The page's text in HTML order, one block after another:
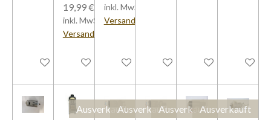
Bei Verfügbarkeit benachrichtigen
19,99 €
inkl. MwSt zzgl.
Versandkosten
Bei Verfügbarkeit benachrichtigen
inkl. MwSt zzgl.
Versandkosten
Bei Verfügbarkeit benachrichtigen
Bei VerfügbarkeitIn den Warenkorb
In den
AusverkauftAusverkauftAusverkauftAusverkauft